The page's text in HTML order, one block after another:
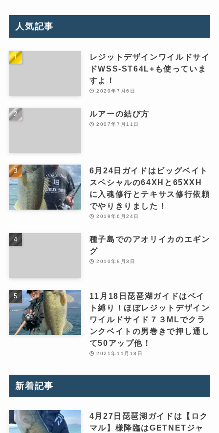
人気記事
レジットデザインワイルドサイ
ドWSS-ST64L+も使っていま
すよ！
2020年7月6日
ルアーの結び方
2007年7月11日
6月24日ガイドはビッグベイト
スペシャルの64XHと65XXH
に入魂修行とテキサス修行依頼
でやりきりました！
2019年6月24日
種子島でのアオリイカのエギン
グ
2010年8月3日
11月18日琵琶湖ガイドはベイ
ト縛り！ほぼレジットデザイン
ワイルドサイド７３MLでクラ
ンクベイトの男巻きで押し通し
て50アップ他！
2021年11月18日
新着記事
4月27日琵琶湖ガイドは【ロク
マル】様降臨はGETNETジャ